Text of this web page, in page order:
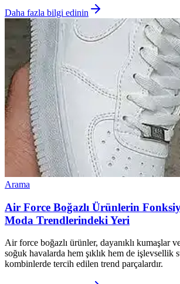
Daha fazla bilgi edinin
Arama
Air Force Boğazlı Ürünlerin
Moda Trendlerindeki Yeri
Air force boğazlı ürünler, dayanıklı kumaşlar
soğuk havalarda hem şıklık hem de işlevsellik
kombinlerde tercih edilen trend parçalardır.